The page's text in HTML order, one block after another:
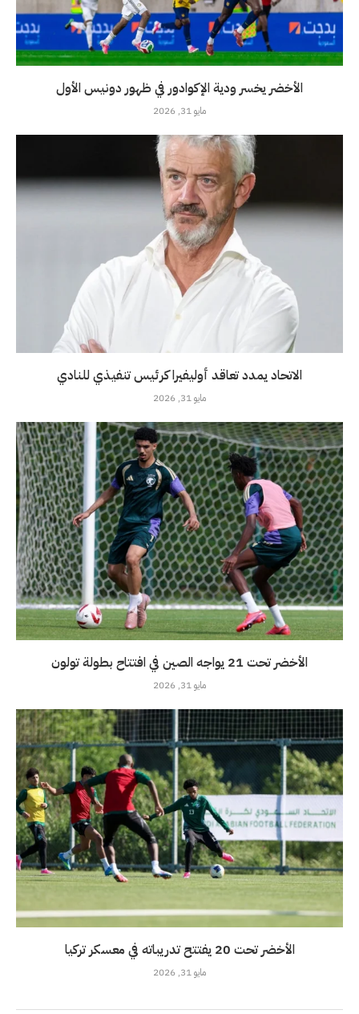
الأخضر يخسر ودية الإكوادور في ظهور دونيس الأول
مايو 31, 2026
الاتحاد يمدد تعاقد أوليفيرا كرئيس تنفيذي للنادي
مايو 31, 2026
الأخضر تحت 21 يواجه الصين في افتتاح بطولة تولون
مايو 31, 2026
الأخضر تحت 20 يفتتح تدريباته في معسكر تركيا
مايو 31, 2026